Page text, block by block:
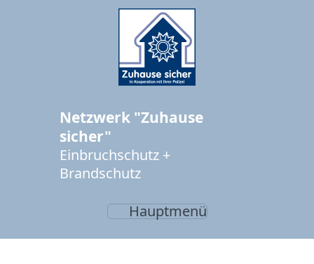
Netzwerk "Zuhause
sicher"
Einbruchschutz +
Brandschutz
Hauptmenü